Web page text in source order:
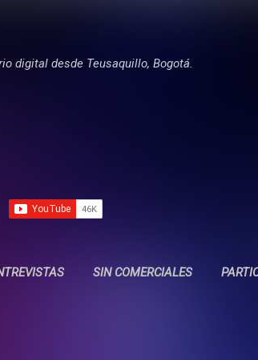
digital desde Teusaquillo, Bogotá.
SIN COMERCIALES